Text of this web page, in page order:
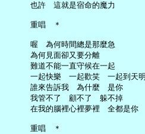
     也許　這就是宿命的魔力
     重唱　＊
     喔　為何時間總是那麼急
     為何見面卻又要分離
     難道不能一直守候在一起
     一起快樂　一起歡笑　一起到天明
     誰來告訴我　為什麼　是你
     我管不了　顧不了　躲不掉
     在我的腦裡心裡夢裡　全都是你
     重唱　＊